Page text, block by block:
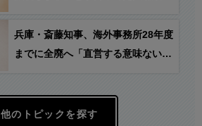
たら反対し始めた。結局、自分達が
与党になっても減税する気ないんじ
兵庫・斎藤知事、海外事務所28年度
までに全廃へ「直営する意味ないし
他のトピックを探す